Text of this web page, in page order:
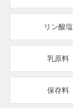
リン酸塩
乳原料
保存料